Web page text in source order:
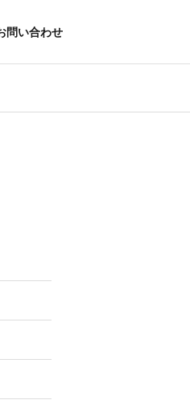
問い合わせ